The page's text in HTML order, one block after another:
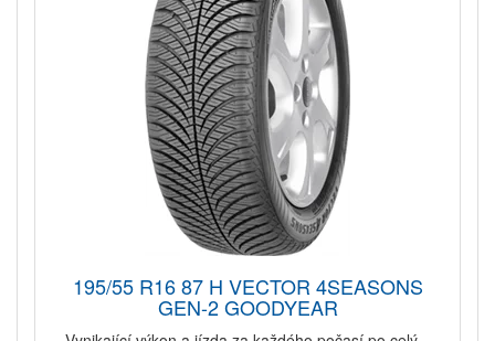
195/55 R16 87 H VECTOR 4SEASONS
GEN-2 GOODYEAR